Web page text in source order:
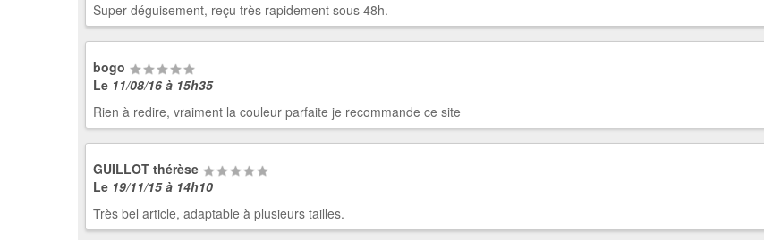
Super déguisement, reçu très rapidement sous 48h.
bogo
Le 11/08/16 à 15h35
Rien à redire, vraiment la couleur parfaite je recommande ce site
GUILLOT thérèse
Le 19/11/15 à 14h10
Très bel article, adaptable à plusieurs tailles.